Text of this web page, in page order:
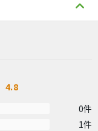
4.8
0件
1件